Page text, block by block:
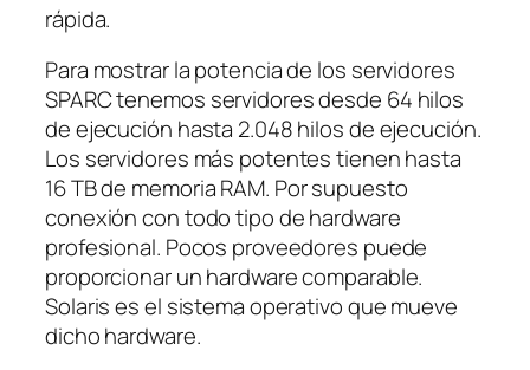
rápida.
Para mostrar la potencia de los servidores
SPARC tenemos servidores desde 64 hilos
de ejecución hasta 2.048 hilos de ejecución.
Los servidores más potentes tienen hasta
16 TB de memoria RAM. Por supuesto
conexión con todo tipo de hardware
profesional. Pocos proveedores puede
proporcionar un hardware comparable.
Solaris es el sistema operativo que mueve
dicho hardware.